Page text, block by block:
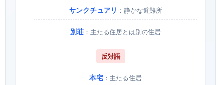
サンクチュアリ ：静かな避難所
別荘 ：主たる住居とは別の住居
反対語
本宅 ：主たる住居